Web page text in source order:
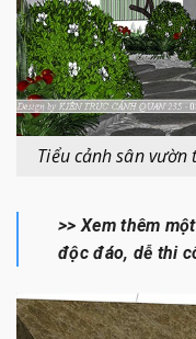
Tiểu cảnh sân
>> Xem thêm
độc đáo, dễ thi